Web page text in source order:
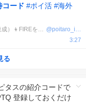
コード #ポイ活 #海外
NEO社内ニート2.0⚡️残業中（1.5億達成）👦FIREを夢見る社畜投資家！ @poitaro_inv
3:27
る
タスの紹介コードで
登録しておくだけ